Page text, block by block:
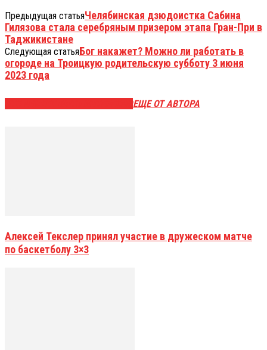
Предыдущая статьяЧелябинская дзюдоистка Сабина
Гилязова стала серебряным призером этапа Гран-При в
Таджикистане
Следующая статьяБог накажет? Можно ли работать в
огороде на Троицкую родительскую субботу 3 июня
2023 года
ЕЩЕ ОТ АВТОРА
Алексей Текслер принял участие в дружеском матче
по баскетболу 3×3